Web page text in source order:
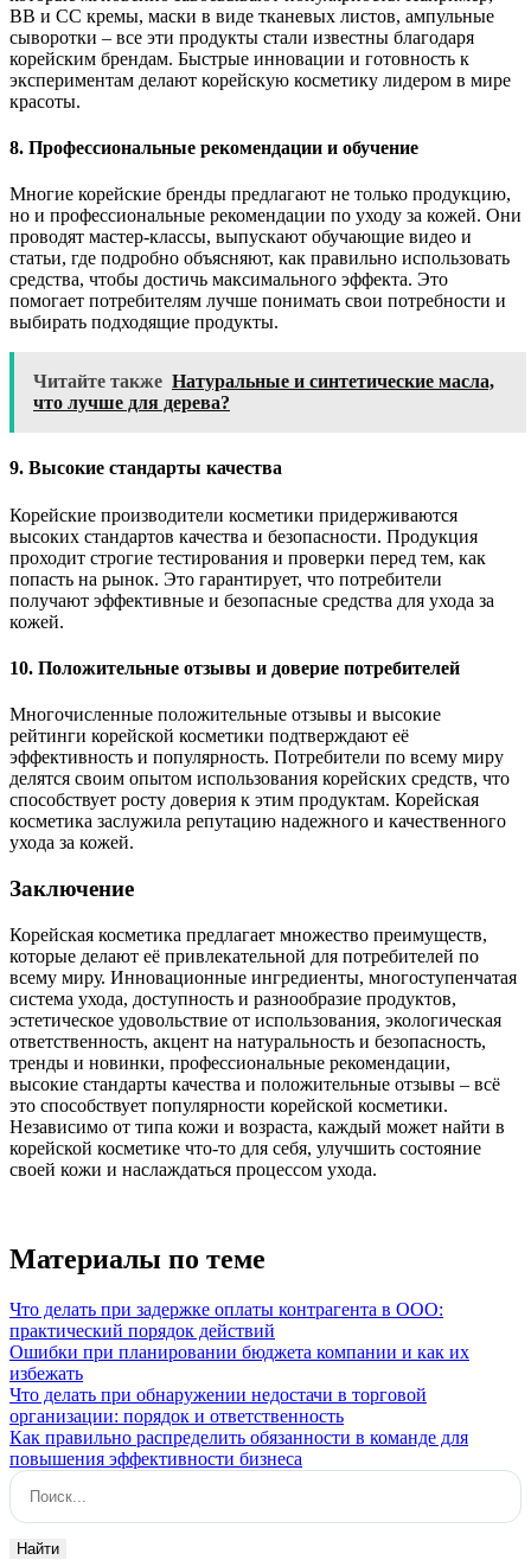
BB и CC кремы, маски в виде тканевых листов, ампульные
сыворотки – все эти продукты стали известны благодаря
корейским брендам. Быстрые инновации и готовность к
экспериментам делают корейскую косметику лидером в мире
красоты.
8. Профессиональные рекомендации и обучение
Многие корейские бренды предлагают не только продукцию,
но и профессиональные рекомендации по уходу за кожей. Они
проводят мастер-классы, выпускают обучающие видео и
статьи, где подробно объясняют, как правильно использовать
средства, чтобы достичь максимального эффекта. Это
помогает потребителям лучше понимать свои потребности и
выбирать подходящие продукты.
Читайте также Натуральные и синтетические масла,
что лучше для дерева?
9. Высокие стандарты качества
Корейские производители косметики придерживаются
высоких стандартов качества и безопасности. Продукция
проходит строгие тестирования и проверки перед тем, как
попасть на рынок. Это гарантирует, что потребители
получают эффективные и безопасные средства для ухода за
кожей.
10. Положительные отзывы и доверие потребителей
Многочисленные положительные отзывы и высокие
рейтинги корейской косметики подтверждают её
эффективность и популярность. Потребители по всему миру
делятся своим опытом использования корейских средств, что
способствует росту доверия к этим продуктам. Корейская
косметика заслужила репутацию надежного и качественного
ухода за кожей.
Заключение
Корейская косметика предлагает множество преимуществ,
которые делают её привлекательной для потребителей по
всему миру. Инновационные ингредиенты, многоступенчатая
система ухода, доступность и разнообразие продуктов,
эстетическое удовольствие от использования, экологическая
ответственность, акцент на натуральность и безопасность,
тренды и новинки, профессиональные рекомендации,
высокие стандарты качества и положительные отзывы – всё
это способствует популярности корейской косметики.
Независимо от типа кожи и возраста, каждый может найти в
корейской косметике что-то для себя, улучшить состояние
своей кожи и наслаждаться процессом ухода.
Материалы по теме
Что делать при задержке оплаты контрагента в ООО:
практический порядок действий
Ошибки при планировании бюджета компании и как их
избежать
Что делать при обнаружении недостачи в торговой
организации: порядок и ответственность
Как правильно распределить обязанности в команде для
повышения эффективности бизнеса
Поиск:
Найти